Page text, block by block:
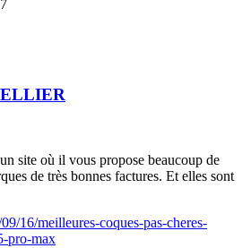
site où il vous propose beaucoup de
de très bonnes factures. Et elles sont
16/meilleures-coques-pas-cheres-
pro-max